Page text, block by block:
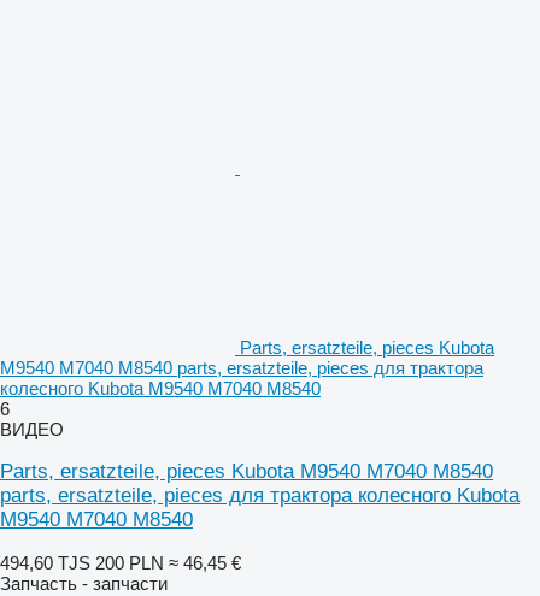
Parts, ersatzteile, pieces Kubota
M9540 M7040 M8540 parts, ersatzteile, pieces для трактора
колесного Kubota M9540 M7040 M8540
6
ВИДЕО
Parts, ersatzteile, pieces Kubota M9540 M7040 M8540
parts, ersatzteile, pieces для трактора колесного Kubota
M9540 M7040 M8540
494,60 TJS 200 PLN ≈ 46,45 €
Запчасть - запчасти